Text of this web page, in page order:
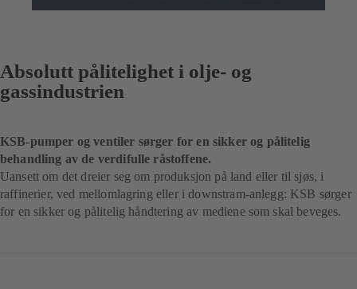
Absolutt pålitelighet i olje- og
gassindustrien
KSB-pumper og ventiler sørger for en sikker og pålitelig
behandling av de verdifulle råstoffene.
Uansett om det dreier seg om produksjon på land eller til sjøs, i
raffinerier, ved mellomlagring eller i downstram-anlegg: KSB sørger
for en sikker og pålitelig håndtering av mediene som skal beveges.